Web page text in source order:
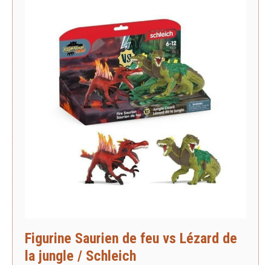
Figurine Saurien de feu vs Lézard de
la jungle / Schleich